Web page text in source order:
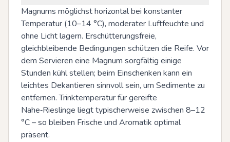
Magnums möglichst horizontal bei konstanter
Temperatur (10–14 °C), moderater Luftfeuchte und
ohne Licht lagern. Erschütterungsfreie,
gleichbleibende Bedingungen schützen die Reife. Vor
dem Servieren eine Magnum sorgfältig einige
Stunden kühl stellen; beim Einschenken kann ein
leichtes Dekantieren sinnvoll sein, um Sedimente zu
entfernen. Trinktemperatur für gereifte
Nahe‑Rieslinge liegt typischerweise zwischen 8–12
°C – so bleiben Frische und Aromatik optimal
präsent.